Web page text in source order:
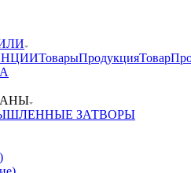
ТоварыПродукцияТовар
ЗАТВОРЫ